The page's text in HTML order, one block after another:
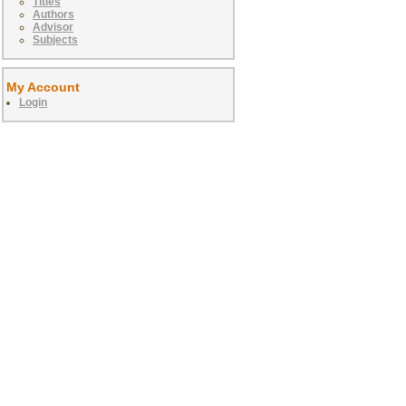
Authors
Advisor
Subjects
My Account
Login